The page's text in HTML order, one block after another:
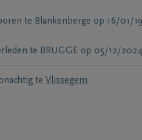
te Blankenberge op 16/01/
te BRUGGE op 05/12/2024
te Vlissegem